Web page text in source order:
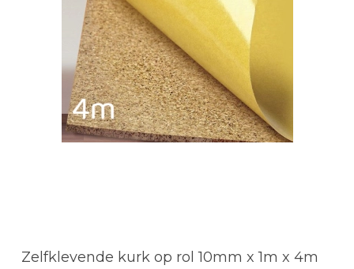
Zelfklevende kurk op rol 10mm x 1m x 4m